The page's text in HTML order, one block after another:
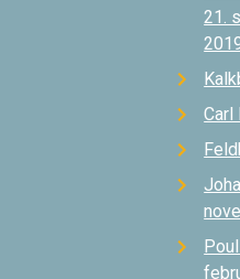
21.
Carl